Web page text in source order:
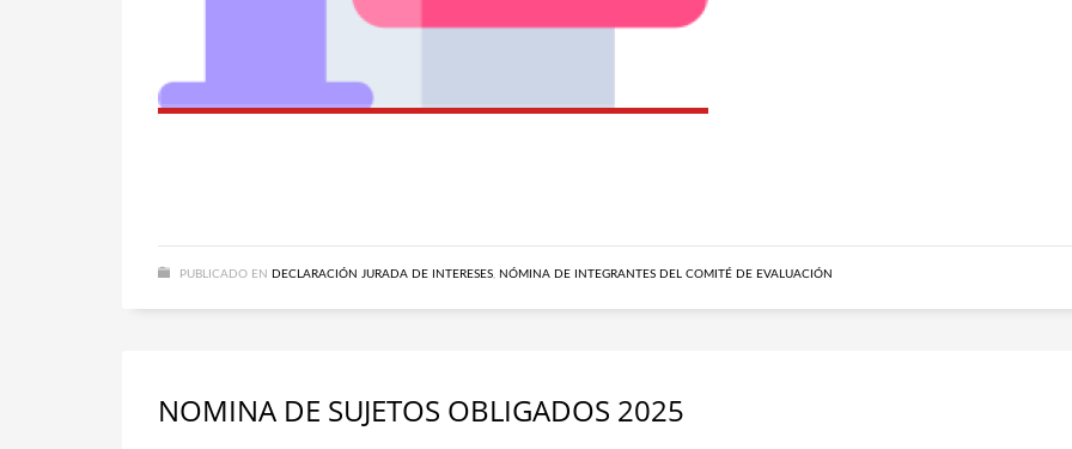
PUBLICADO EN DECLARACIÓN JURADA DE INTERESES, NÓMINA DE INTEGRANTES DEL COMITÉ DE EVALUACIÓN
NOMINA DE SUJETOS OBLIGADOS 2025